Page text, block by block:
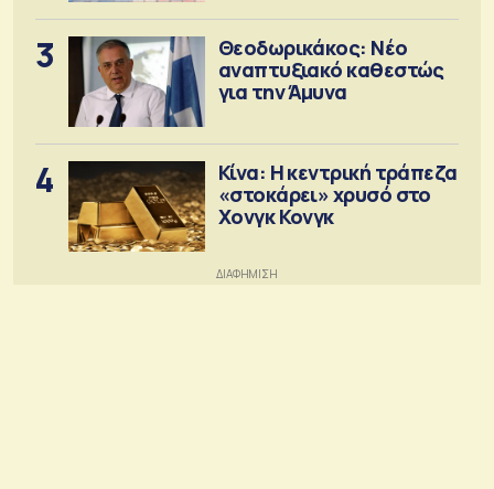
3
Θεοδωρικάκος: Νέο
αναπτυξιακό καθεστώς
για την Άμυνα
4
Κίνα: Η κεντρική τράπεζα
«στοκάρει» χρυσό στο
Χονγκ Κονγκ